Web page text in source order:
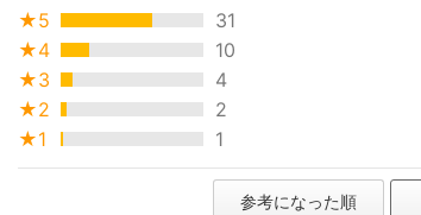
★5
31
★4
10
★3
4
★2
2
★1
1
参考になった順